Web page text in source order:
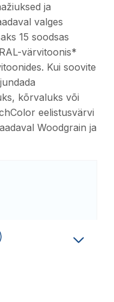
ja
valges
15 soodsas
värvitoonis*
Kui soovite
kõrvaluks või
eelistusvärvi
Woodgrain ja